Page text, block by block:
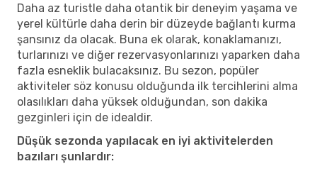
Daha az turistle daha otantik bir deneyim yaşama ve
yerel kültürle daha derin bir düzeyde bağlantı kurma
şansınız da olacak. Buna ek olarak, konaklamanızı,
turlarınızı ve diğer rezervasyonlarınızı yaparken daha
fazla esneklik bulacaksınız. Bu sezon, popüler
aktiviteler söz konusu olduğunda ilk tercihlerini alma
olasılıkları daha yüksek olduğundan, son dakika
gezginleri için de idealdir.
Düşük sezonda yapılacak en iyi aktivitelerden
bazıları şunlardır: